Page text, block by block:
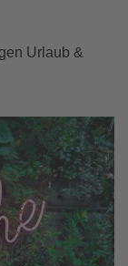
Urlaub &